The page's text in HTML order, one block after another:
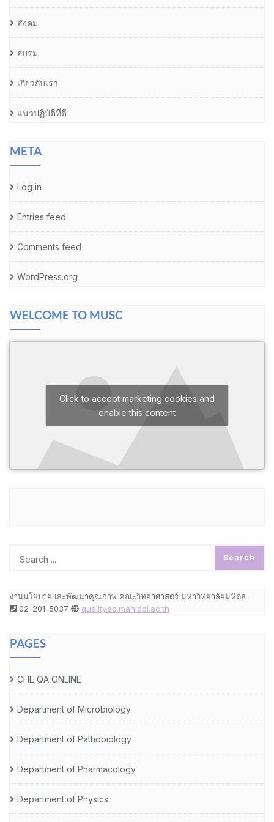
สังคม
อบรม
เกี่ยวกับเรา
แนวปฏิบัติที่ดี
META
Log in
Entries feed
Comments feed
WordPress.org
WELCOME TO MUSC
Click to accept marketing cookies and
enable this content
งานนโยบายและพัฒนาคุณภาพ คณะวิทยาศาสตร์ มหาวิทยาลัยมหิดล
02-201-5037
quality.sc.mahidol.ac.th
PAGES
CHE QA ONLINE
Department of Microbiology
Department of Pathobiology
Department of Pharmacology
Department of Physics